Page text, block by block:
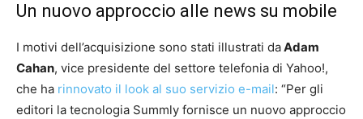
Un nuovo approccio alle news su mobile
I motivi dell’acquisizione sono stati illustrati daAdam
Cahan, vice presidente del settore telefonia di Yahoo!,
che ha rinnovato il look al suo servizio e-mail: “Per gli
editori la tecnologia Summly fornisce un nuovo approccio